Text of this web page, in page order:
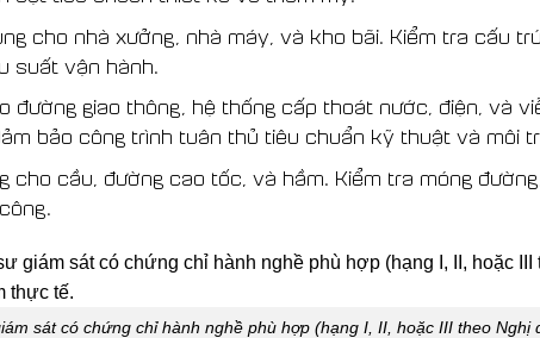
cho nhà xưởng, nhà máy, và kho bãi. Kiểm tra cấu
suất vận hành.
đường giao thông, hệ thống cấp thoát nước, điện, và
bảo công trình tuân thủ tiêu chuẩn kỹ thuật và môi
cho cầu, đường cao tốc, và hầm. Kiểm tra móng
sát có chứng chỉ hành nghề phù hợp (hạng I, II, hoặc III theo Nghị